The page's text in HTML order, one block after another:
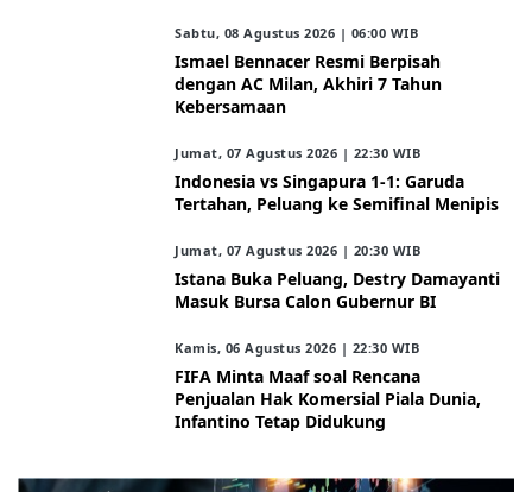
Sabtu, 08 Agustus 2026 | 06:00 WIB
Ismael Bennacer Resmi Berpisah
dengan AC Milan, Akhiri 7 Tahun
Kebersamaan
Jumat, 07 Agustus 2026 | 22:30 WIB
Indonesia vs Singapura 1-1: Garuda
Tertahan, Peluang ke Semifinal Menipis
Jumat, 07 Agustus 2026 | 20:30 WIB
Istana Buka Peluang, Destry Damayanti
Masuk Bursa Calon Gubernur BI
Kamis, 06 Agustus 2026 | 22:30 WIB
FIFA Minta Maaf soal Rencana
Penjualan Hak Komersial Piala Dunia,
Infantino Tetap Didukung